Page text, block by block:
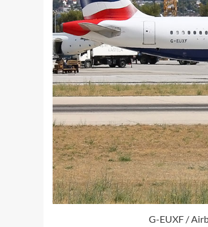
G-EUXF /